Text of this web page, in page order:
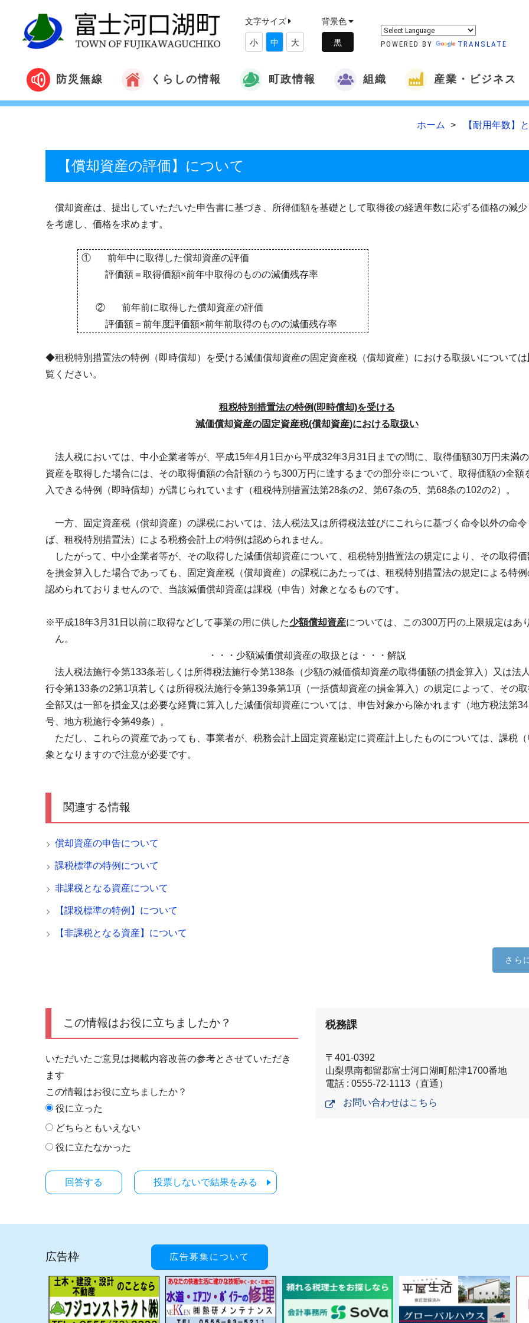
文字サイズ
小 中 大
背景色
POWERED BY TRANSLATE
防災無線 くらしの情報 町政情報 組織 産業・ビジネス
ホーム 【耐用年数】
【償却資産の評価】について
償却資産は、提出していただいた申告書に基づき、所得価額を基礎として取得後の経過年数に応ずる価格の減
を考慮し、価格を求めます。
①
前年中に取得した償却資産の評価
評価額＝取得価額×前年中取得のものの減価残存率
②
前年前に取得した償却資産の評価
評価額＝前年度評価額×前年前取得のものの減価残存率
◆租税特別措置法の特例（即時償却）を受ける減価償却資産の固定資産税（償却資産）における取扱いについては
覧ください。
租税特別措置法の特例(即時償却)を受ける
減価償却資産の固定資産税(償却資産)における取扱い
法人税においては、中小企業者等が、平成15年4月 1 日から平成32年3月 31 日までの間に、取得価額30万円未満
資産を取得した場合には、その取得価額の合計額のうち300万円に達するまでの部分※について、取得価額の全額
入できる特例（即時償却）が講じられています（租税特別措置法第28条の2 、第67条の5 、第68条の102の2）。
一方、固定資産税（償却資産）の課税においては、法人税法又は所得税法並びにこれらに基づく命令以外の命
ば、租税特別措置法）による税務会計上の特例は認められません。
したがって、中小企業者等が、その取得した減価償却資産について、租税特別措置法の規定により、その取得
を損金算入した場合であっても、固定資産税（償却資産）の課税にあたっては、租税特別措置法の規定による特
認められておりませんので、当該減価償却資産は課税（申告）対象となるものです。
※平成18年3月 31 日以前に取得などして事業の用に供した少額償却資産については、この300万円の上限規定はあ
ん。
・・・少額減価償却資産の取扱とは・・・解説
法人税法施行令第133条若しくは所得税法施行令第138条（少額の減価償却資産の取得価額の損金算入）又は法
行令第133条の2第1項若しくは所得税法施行令第139条第1項（一括償却資産の損金算入）の規定によって、その
全部又は一部を損金又は必要な経費に算入した減価償却資産については、申告対象から除かれます（地方税法第
号、地方税施行令第49条）。
ただし、これらの資産であっても、事業者が、税務会計上固定資産勘定に資産計上したものについては、課税
象となりますので注意が必要です。
関連する情報
償却資産の申告について
課税標準の特例について
非課税となる資産について
【課税標準の特例】について
【非課税となる資産】について
さら
この情報はお役に立ちましたか？
いただいたご意見は掲載内容改善の参考とさせていただき
ます
この情報はお役に立ちましたか？
役に立った
どちらともいえない
役に立たなかった
投票しないで結果をみる
税務課
〒401-0392
山梨県南都留郡富士河口湖町船津1700番地
電話 : 0555-72-1113（直通）
お問い合わせはこちら
広告枠 広告募集について